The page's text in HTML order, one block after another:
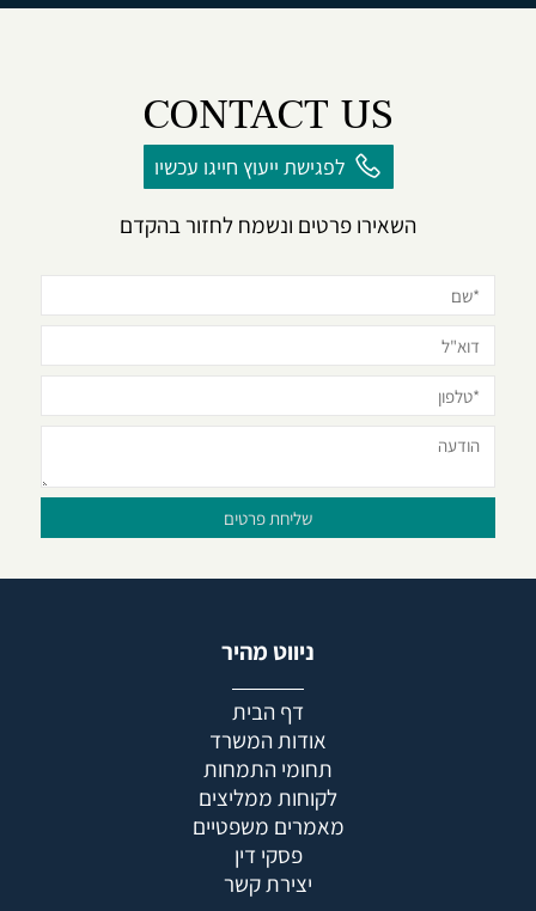
CONTACT US
לפגישת ייעוץ חייגו עכשיו
השאירו פרטים ונשמח לחזור בהקדם
ניווט מהיר
דף הבית
אודות המשרד
תחומי התמחות
לקוחות ממליצים
מאמרים משפטיים
פסקי דין
יצירת קשר